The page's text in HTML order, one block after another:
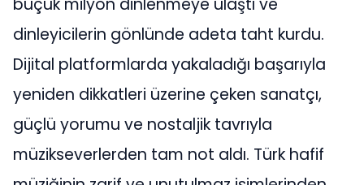
buçuk milyon dinlenmeye ulaştı ve
dinleyicilerin gönlünde adeta taht kurdu.
Dijital platformlarda yakaladığı başarıyla
yeniden dikkatleri üzerine çeken sanatçı,
güçlü yorumu ve nostaljik tavrıyla
müzikseverlerden tam not aldı. Türk hafif